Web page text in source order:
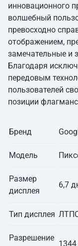
инновационного
волшебный
превосходно
отображением,
замечательные и
Благодаря
передовым
пользователей
позиции
Бренд
Модель
Размер
дисплея
6,7
Тип дисплея ЛТПО
Разрешение